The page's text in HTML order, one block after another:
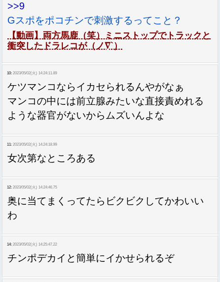
>>9
Gスポをポコチンで刺激するってこと？
【動画】両方馬鹿（笑）ミニストップでトラックと
衝突したドラレコが（ノ∇`）
10: 2023/05/02(火) 14:24:11.89
ケツマンコならイカセられるんやがなぁ
マンコの中には前立腺みたいな直接責めれる
ような器官がないからムズいんよな
11: 2023/05/02(火) 14:24:18.99
女次第なところある
12: 2023/05/02(火) 14:24:46.75
奥に当てまくってたらビクビクしてかわいい
わ
14: 2023/05/02(火) 14:25:47.22
チンポデカイと簡単にイかせられるぞ